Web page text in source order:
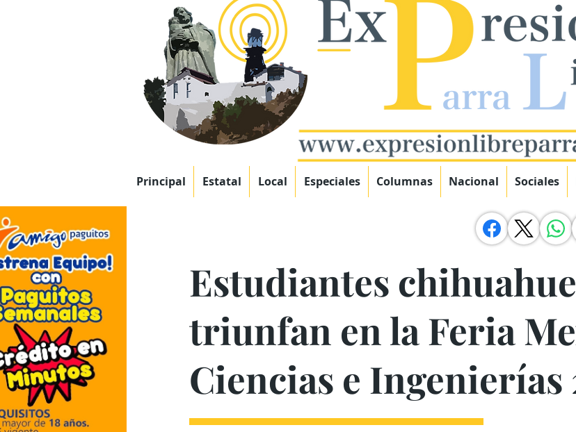
Principal Estatal Local Especiales Columnas Nacional Sociales
Estudiantes
triunfan en la Feria
Ciencias e Ingenierías